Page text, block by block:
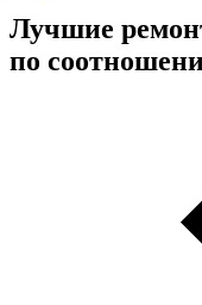
Лучшие
по